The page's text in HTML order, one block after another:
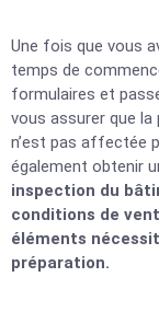
Une fois que vous
temps de
formulaires et
vous assurer que
n’est pas affectée
également obtenir
inspection du
conditions de
éléments
préparation.